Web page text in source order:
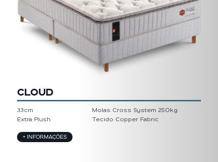
CLOUD
33cm
Extra Plush
Molas Cross System 250kg
Tecido Copper Fabric
+ INFORMAÇÕES